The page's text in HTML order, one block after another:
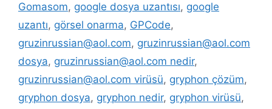
Gomasom, google dosya uzantısı, google
uzantı, görsel onarma, GPCode,
gruzinrussian@aol.com, gruzinrussian@aol.com
dosya, gruzinrussian@aol.com nedir,
gruzinrussian@aol.com virüsü, gryphon çözüm,
gryphon dosya, gryphon nedir, gryphon virüsü,